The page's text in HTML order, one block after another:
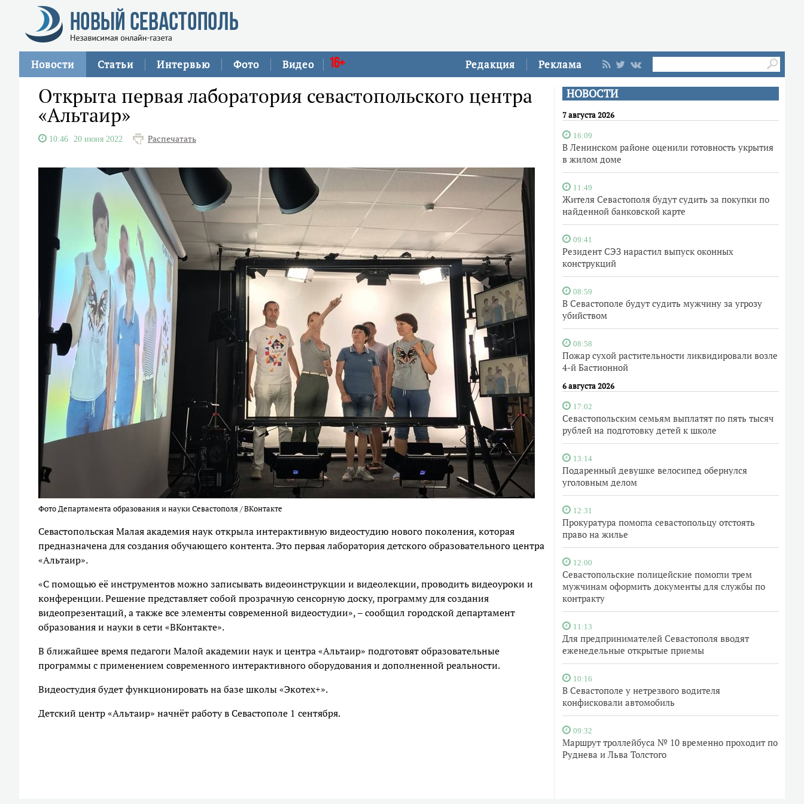
Редакция Реклама
Новости Статьи Интервью Фото Видео 16+
НОВОСТИ
7 августа 2026
16:09
В Ленинском районе оценили готовность укрытия
в жилом доме
11:49
Жителя Севастополя будут судить за покупки по
найденной банковской карте
09:41
Резидент СЭЗ нарастил выпуск оконных
конструкций
08:59
В Севастополе будут судить мужчину за угрозу
убийством
08:58
Пожар сухой растительности ликвидировали возле
4-й Бастионной
6 августа 2026
17:02
Севастопольским семьям выплатят по пять тысяч
рублей на подготовку детей к школе
13:14
Подаренный девушке велосипед обернулся
уголовным делом
12:31
Прокуратура помогла севастопольцу отстоять
право на жилье
12:00
Севастопольские полицейские помогли трем
мужчинам оформить документы для службы по
контракту
11:13
Для предпринимателей Севастополя вводят
еженедельные открытые приемы
10:16
В Севастополе у нетрезвого водителя
конфисковали автомобиль
09:32
Маршрут троллейбуса № 10 временно проходит по
Руднева и Льва Толстого
Открыта первая лаборатория севастопольского центра
«Альтаир»
10:46 20 июня 2022 Распечатать
Фото Департамента образования и науки Севастополя / ВКонтакте
Севастопольская Малая академия наук открыла интерактивную видеостудию нового поколения, которая
предназначена для создания обучающего контента. Это первая лаборатория детского образовательного центра
«Альтаир».
«С помощью её инструментов можно записывать видеоинструкции и видеолекции, проводить видеоуроки и
конференции. Решение представляет собой прозрачную сенсорную доску, программу для создания
видеопрезентаций, а также все элементы современной видеостудии», – сообщил городской департамент
образования и науки в сети «ВКонтакте».
В ближайшее время педагоги Малой академии наук и центра «Альтаир» подготовят образовательные
программы с применением современного интерактивного оборудования и дополненной реальности.
Видеостудия будет функционировать на базе школы «Экотех+».
Детский центр «Альтаир» начнёт работу в Севастополе 1 сентября.